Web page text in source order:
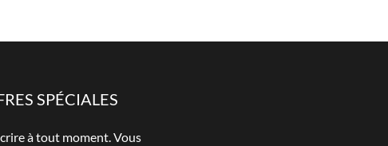
SPÉCIALES
à tout moment. Vous